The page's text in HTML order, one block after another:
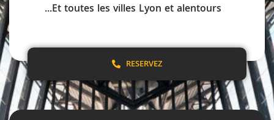
...Et toutes les villes Lyon et alentours
RESERVEZ